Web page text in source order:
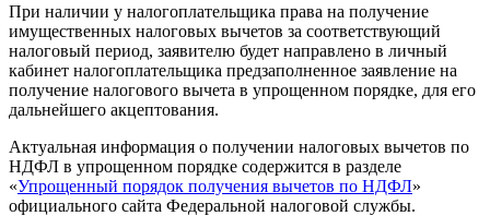
При наличии у налогоплательщика права на получение
имущественных налоговых вычетов за соответствующий
налоговый период, заявителю будет направлено в личный
кабинет налогоплательщика предзаполненное заявление на
получение налогового вычета в упрощенном порядке, для его
дальнейшего акцептования.
Актуальная информация о получении налоговых вычетов по
НДФЛ в упрощенном порядке содержится в разделе
«Упрощенный порядок получения вычетов по НДФЛ»
официального сайта Федеральной налоговой службы.